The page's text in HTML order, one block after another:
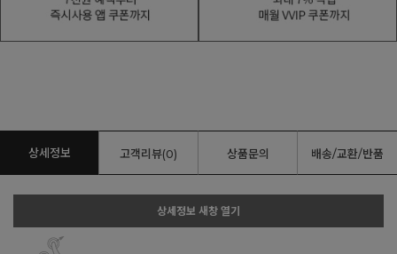
상세정보 고객리뷰(0) 상품문의 배송/교환/반품
상세정보 새창 열기